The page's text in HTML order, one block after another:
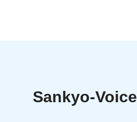
Sankyo-Voice